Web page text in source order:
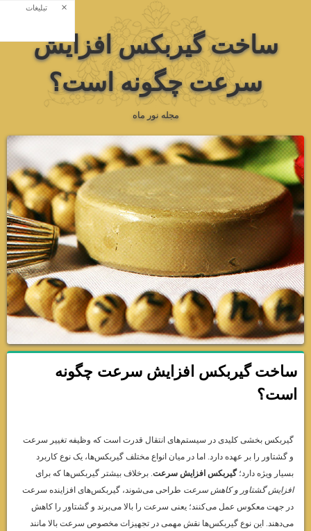
ساخت گیربکس افزایش
سرعت چگونه است؟
مجله نور ماه
ساخت گیربکس افزایش سرعت چگونه
است؟
گیربکس بخشی کلیدی در سیستم‌های انتقال قدرت است که وظیفه تغییر سرعت
و گشتاور را بر عهده دارد. اما در میان انواع مختلف گیربکس‌ها، یک نوع کاربرد
بسیار ویژه دارد؛گیربکس افزایش سرعت. برخلاف بیشتر گیربکس‌ها که برای
افزایش گشتاور و کاهش سرعتطراحی می‌شوند، گیربکس‌های افزاینده سرعت
در جهت معکوس عمل می‌کنند؛ یعنی سرعت را بالا می‌برند و گشتاور را کاهش
می‌دهند. این نوع گیربکس‌ها نقش مهمی در تجهیزات مخصوص سرعت بالا مانند
تبلیغات ×